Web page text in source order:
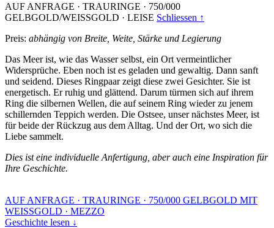
AUF ANFRAGE · TRAURINGE · 750/000
GELBGOLD/WEISSGOLD · LEISE Schliessen ↑
Preis: abhängig von Breite, Weite, Stärke und Legierung
Das Meer ist, wie das Wasser selbst, ein Ort vermeintlicher
Widersprüche. Eben noch ist es geladen und gewaltig. Dann sanft
und seidend. Dieses Ringpaar zeigt diese zwei Gesichter. Sie ist
energetisch. Er ruhig und glättend. Darum türmen sich auf ihrem
Ring die silbernen Wellen, die auf seinem Ring wieder zu jenem
schillernden Teppich werden. Die Ostsee, unser nächstes Meer, ist
für beide der Rückzug aus dem Alltag. Und der Ort, wo sich die
Liebe sammelt.
Dies ist eine individuelle Anfertigung, aber auch eine Inspiration für
Ihre Geschichte.
AUF ANFRAGE · TRAURINGE · 750/000 GELBGOLD MIT
WEISSGOLD · MEZZO
Geschichte lesen ↓